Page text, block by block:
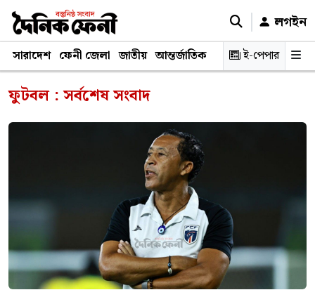
লগইন
সারাদেশ ফেনী জেলা জাতীয় আন্তর্জাতিক রাজনীতি স্বাস্থ্য শিক্ষা
ই-পেপার
ফুটবল : সর্বশেষ সংবাদ